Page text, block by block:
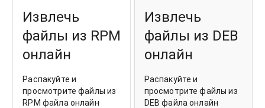
Извлечь
файлы из RPM
онлайн
Распакуйте и
просмотрите файлы из
RPM файла онлайн
Извлечь
файлы из DEB
онлайн
Распакуйте и
просмотрите файлы из
DEB файла онлайн